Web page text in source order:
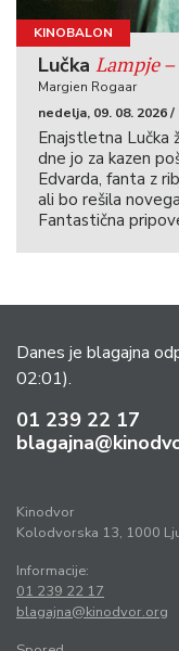
KINOBALON
Lučka Lampje
Margien Rogaar
nedelja, 09. 08. 2026
Enajstletna Lučka
dne jo za kazen
Edvarda, fanta z
ali bo rešila
Fantastična
Danes je blagajna
02:01).
01 239 22 17
Kinodvor
Kolodvorska 13, 1000
Informacije:
01 239 22 17
blagajna@kinodvor.org